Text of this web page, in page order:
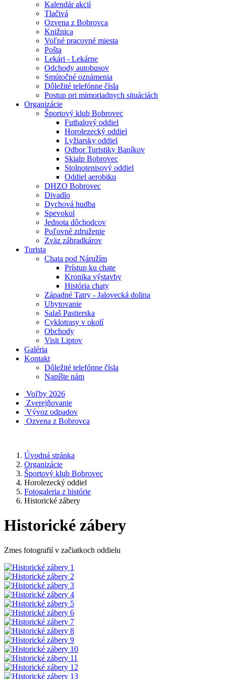
Kalendár akcií
Tlačivá
Ozvena z Bobrovca
Knižnica
Voľné pracovné miesta
Pošta
Lekári - Lekárne
Odchody autobusov
Smútočné oznámenia
Dôležité telefónne čísla
Postup pri mimoriadnych situáciách
Organizácie
Športový klub Bobrovec
Futbalový oddiel
Horolezecký oddiel
Lyžiarsky oddiel
Odbor Turistiky Baníkov
Skialp Bobrovec
Stolnotenisový oddiel
Oddiel aerobiku
DHZO Bobrovec
Divadlo
Dychová hudba
Spevokol
Jednota dôchodcov
Poľovné združenie
Zväz záhradkárov
Turista
Chata pod Náružím
Prístup ku chate
Kronika výstavby
História chaty
Západné Tatry - Jalovecká dolina
Ubytovanie
Salaš Pastierska
Cyklotrasy v okolí
Obchody
Visit Liptov
Galéria
Kontakt
Dôležité telefónne čísla
Napíšte nám
Voľby 2026
Zverejňovanie
Vývoz odpadov
Ozvena z Bobrovca
Úvodná stránka
Organizácie
Športový klub Bobrovec
Horolezecký oddiel
Fotogaleria z histórie
Historické zábery
Historické zábery
Zmes fotografií v začiatkoch oddielu